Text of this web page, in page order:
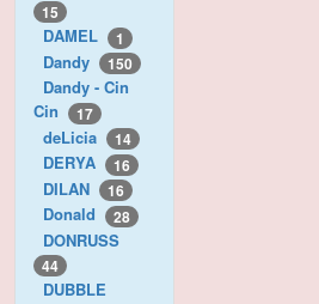
15
DAMEL 1
Dandy 150
Dandy - Cin
Cin
17
deLicia 14
DERYA 16
DILAN 16
Donald 28
DONRUSS
44
DUBBLE